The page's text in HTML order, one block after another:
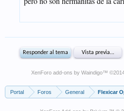
XenForo add-ons by Waindigo™
Portal Foros General Flexicar